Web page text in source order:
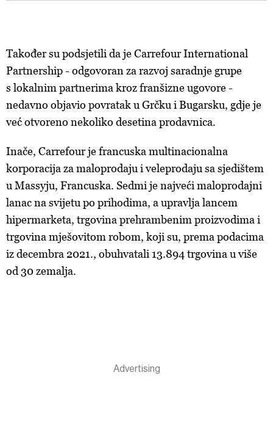
Također su podsjetili da je Carrefour International
Partnership - odgovoran za razvoj saradnje grupe
s lokalnim partnerima kroz franšizne ugovore -
nedavno objavio povratak u Grčku i Bugarsku, gdje je
već otvoreno nekoliko desetina prodavnica.
Inače, Carrefour je francuska multinacionalna
korporacija za maloprodaju i veleprodaju sa sjedištem
u Massyju, Francuska. Sedmi je najveći maloprodajni
lanac na svijetu po prihodima, a upravlja lancem
hipermarketa, trgovina prehrambenim proizvodima i
trgovina mješovitom robom, koji su, prema podacima
iz decembra 2021., obuhvatali 13.894 trgovina u više
od 30 zemalja.